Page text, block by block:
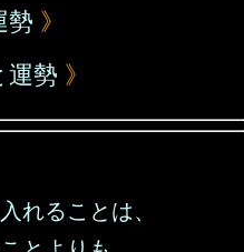
勢 》
運勢 》
れることは、